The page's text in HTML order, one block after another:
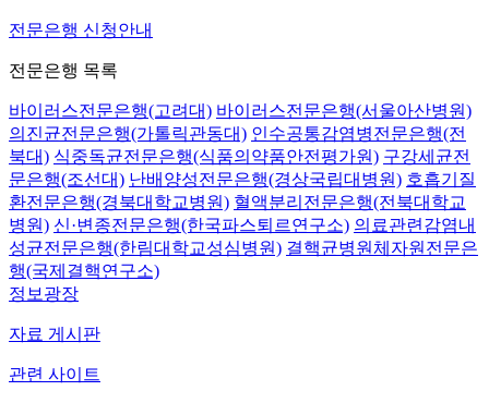
전문은행 신청안내
전문은행 목록
바이러스전문은행(고려대) 바이러스전문은행(서울아산병원)
의진균전문은행(가톨릭관동대) 인수공통감염병전문은행(전
북대) 식중독균전문은행(식품의약품안전평가원) 구강세균전
문은행(조선대) 난배양성전문은행(경상국립대병원) 호흡기질
환전문은행(경북대학교병원) 혈액분리전문은행(전북대학교
병원) 신·변종전문은행(한국파스퇴르연구소) 의료관련감염내
성균전문은행(한림대학교성심병원) 결핵균병원체자원전문은
행(국제결핵연구소)
정보광장
자료 게시판
관련 사이트